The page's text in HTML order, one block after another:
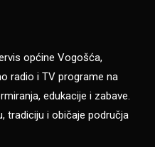
općine Vogošća,
radio i TV programe na
edukacije i zabave.
tradiciju i običaje područja